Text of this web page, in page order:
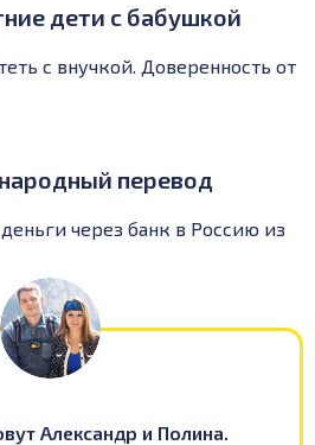
дети с бабушкой
с внучкой. Доверенность от
перевод
через банк в Россию из
Александр и Полина.